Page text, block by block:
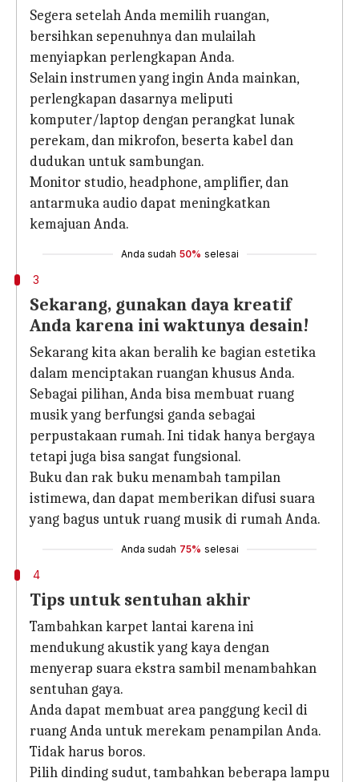
Segera setelah Anda memilih ruangan,
bersihkan sepenuhnya dan mulailah
menyiapkan perlengkapan Anda.
Selain instrumen yang ingin Anda mainkan,
perlengkapan dasarnya meliputi
komputer/laptop dengan perangkat lunak
perekam, dan mikrofon, beserta kabel dan
dudukan untuk sambungan.
Monitor studio, headphone, amplifier, dan
antarmuka audio dapat meningkatkan
kemajuan Anda.
Anda sudah 50% selesai
3
Sekarang, gunakan daya kreatif
Anda karena ini waktunya desain!
Sekarang kita akan beralih ke bagian estetika
dalam menciptakan ruangan khusus Anda.
Sebagai pilihan, Anda bisa membuat ruang
musik yang berfungsi ganda sebagai
perpustakaan rumah. Ini tidak hanya bergaya
tetapi juga bisa sangat fungsional.
Buku dan rak buku menambah tampilan
istimewa, dan dapat memberikan difusi suara
yang bagus untuk ruang musik di rumah Anda.
Anda sudah 75% selesai
4
Tips untuk sentuhan akhir
Tambahkan karpet lantai karena ini
mendukung akustik yang kaya dengan
menyerap suara ekstra sambil menambahkan
sentuhan gaya.
Anda dapat membuat area panggung kecil di
ruang Anda untuk merekam penampilan Anda.
Tidak harus boros.
Pilih dinding sudut, tambahkan beberapa lampu